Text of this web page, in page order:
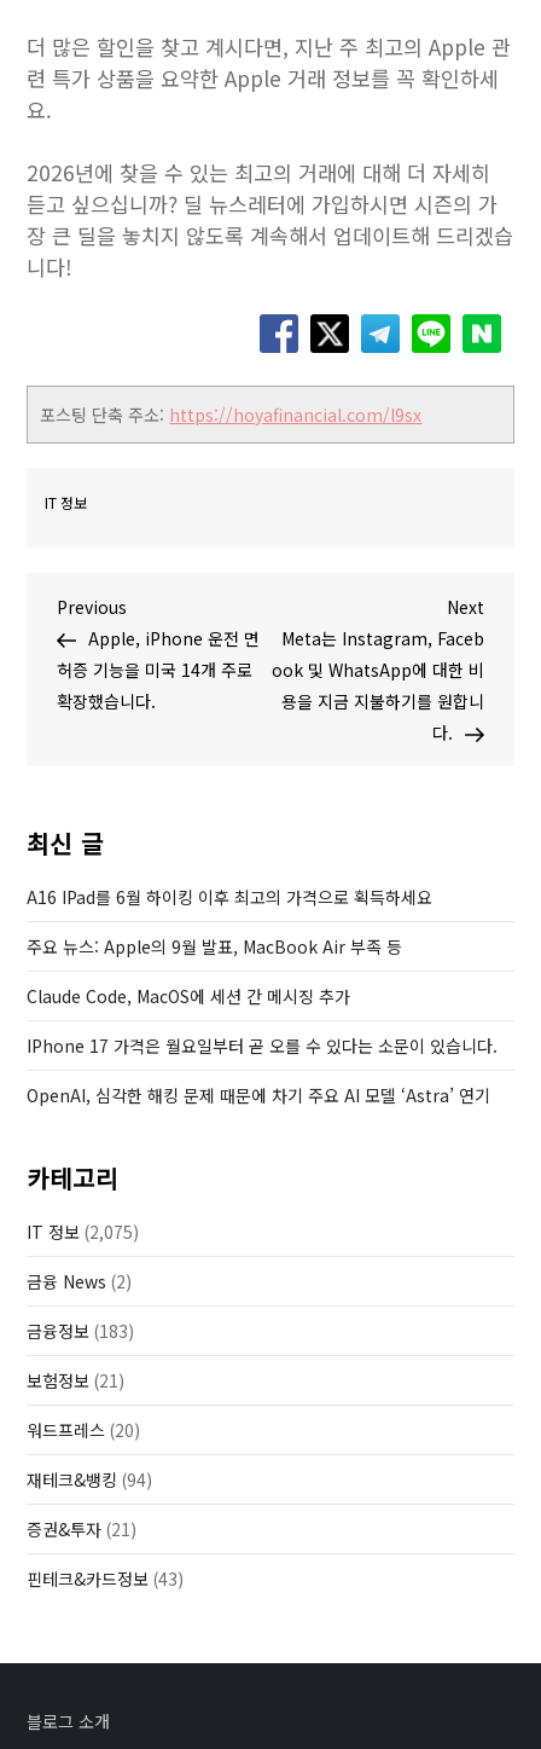
더 많은 할인을 찾고 계시다면, 지난 주 최고의 Apple 관
련 특가 상품을 요약한 Apple 거래 정보를 꼭 확인하세
요.
2026년에 찾을 수 있는 최고의 거래에 대해 더 자세히
듣고 싶으십니까? 딜 뉴스레터에 가입하시면 시즌의 가
장 큰 딜을 놓치지 않도록 계속해서 업데이트해 드리겠습
니다!
포스팅 단축 주소: https://hoyafinancial.com/l9sx
IT 정보
글
탐
P
r
e
v
P
o
s
t
Previous
Apple, iPhone 운전 면
허증 기능을 미국 14개 주로
확장했습니다.
N
e
t
P
Next
Meta는 Instagram, Faceb
ook 및 WhatsApp에 대한 비
용을 지금 지불하기를 원합니
다.
최신 글
A16 IPad를 6월 하이킹 이후 최고의 가격으로 획득하세요
주요 뉴스: Apple의 9월 발표, MacBook Air 부족 등
Claude Code, MacOS에 세션 간 메시징 추가
IPhone 17 가격은 월요일부터 곧 오를 수 있다는 소문이 있습니다.
OpenAI, 심각한 해킹 문제 때문에 차기 주요 AI 모델 ‘Astra’ 연기
카테고리
IT 정보 (2,075)
금융 News (2)
금융정보 (183)
보험정보 (21)
워드프레스 (20)
재테크&뱅킹 (94)
증권&투자 (21)
핀테크&카드정보 (43)
블로그 소개